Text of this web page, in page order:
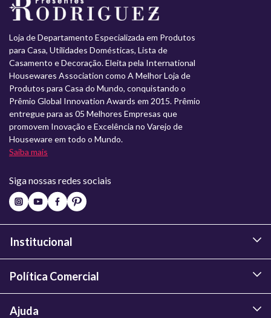
Loja de Departamento Especializada em Produtos
para Casa, Utilidades Domésticas, Lista de
Casamento e Decoração. Eleita pela International
Housewares Association como A Melhor Loja de
Produtos para Casa do Mundo, conquistando o
Prêmio Global Innovation Awards em 2015. Prêmio
entregue para as 05 Melhores Empresas que
promovem Inovação e Excelência no Varejo de
Houseware em todo o Mundo.
Saiba mais
Siga nossas redes sociais
Institucional
Política Comercial
Ajuda